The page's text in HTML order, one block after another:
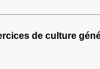
de culture